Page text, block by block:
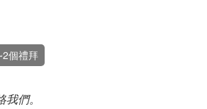
個禮拜
們。